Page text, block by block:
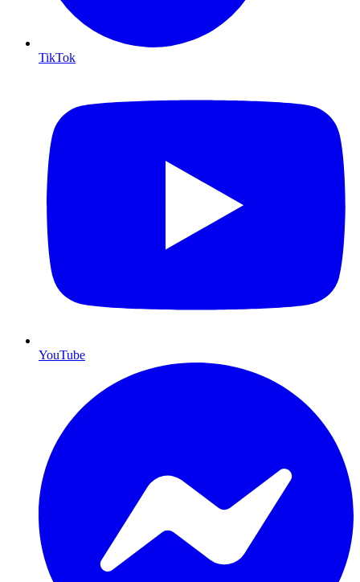
TikTok
YouTube